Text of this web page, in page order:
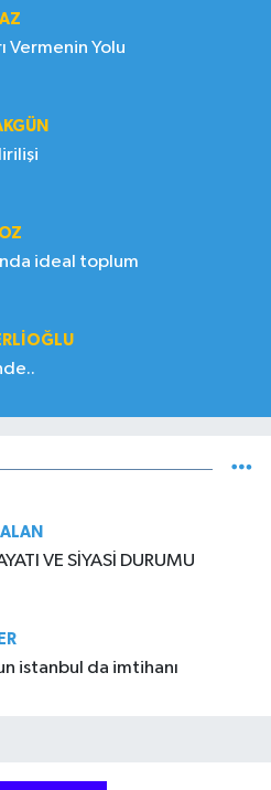
Vermenin Yolu
ideal toplum
VE SİYASİ DURUMU
istanbul da imtihanı